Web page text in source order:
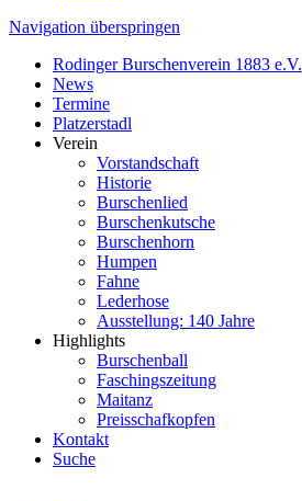
Navigation überspringen
Rodinger Burschenverein 1883 e.V.
News
Termine
Platzerstadl
Verein
Vorstandschaft
Historie
Burschenlied
Burschenkutsche
Burschenhorn
Humpen
Fahne
Lederhose
Ausstellung: 140 Jahre
Highlights
Burschenball
Faschingszeitung
Maitanz
Preisschafkopfen
Kontakt
Suche